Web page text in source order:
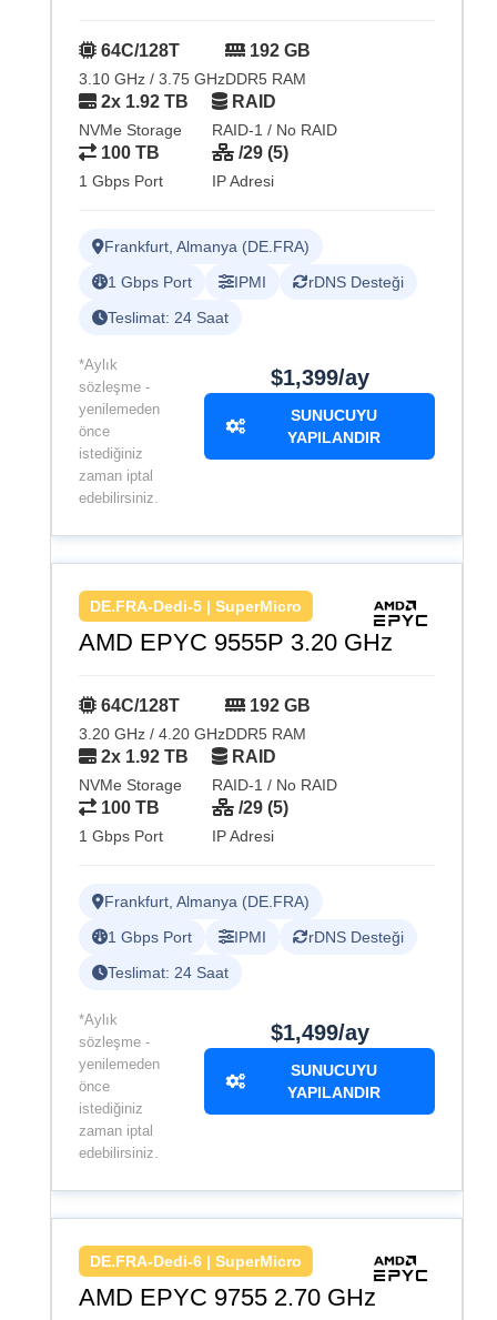
64C/128T
3.10 GHz / 3.75 GHz
192 GB
DDR5 RAM
2x 1.92 TB
NVMe Storage
RAID
RAID-1 / No RAID
100 TB
1 Gbps Port
/29 (5)
IP Adresi
Frankfurt, Almanya (DE.FRA)
1 Gbps Port
IPMI
rDNS Desteği
Teslimat: 24 Saat
*Aylık
sözleşme -
yenilemeden
önce
istediğiniz
zaman iptal
edebilirsiniz.
$1,399/ay
SUNUCUYU
YAPILANDIR
DE.FRA-Dedi-5 | SuperMicro
AMD EPYC 9555P 3.20 GHz
64C/128T
3.20 GHz / 4.20 GHz
192 GB
DDR5 RAM
2x 1.92 TB
NVMe Storage
RAID
RAID-1 / No RAID
100 TB
1 Gbps Port
/29 (5)
IP Adresi
Frankfurt, Almanya (DE.FRA)
1 Gbps Port
IPMI
rDNS Desteği
Teslimat: 24 Saat
*Aylık
sözleşme -
yenilemeden
önce
istediğiniz
zaman iptal
edebilirsiniz.
$1,499/ay
SUNUCUYU
YAPILANDIR
DE.FRA-Dedi-6 | SuperMicro
AMD EPYC 9755 2.70 GHz